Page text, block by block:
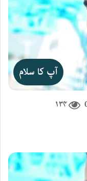
آپ کا سلام
۱۳۴